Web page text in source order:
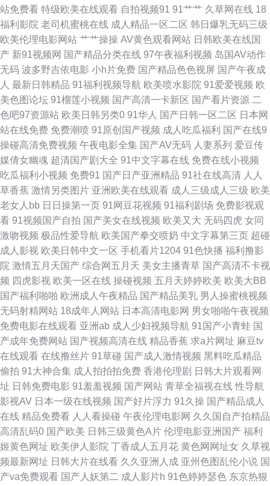
午夜 欧美性爱www 日韩人妻花 午夜第一页 91豆花解析 91最新在线网址 超
碰日日干 国产精品情侣自拍 九九re精品 麻豆快播91 日韩三级高清无码 午夜
日韩AV 51精品国自产 91在线视频观看 白丝自慰网站91 国产盗摄5区 黄色污
视频在线观 男人色色网 91撸社区 俺去也激情文学 国产高清自拍一区 精品久
久成人网站 女同另类 日本a黄在线观看 婷婷五月花激情 91搞熟女 97人人妻
人人操 东京热黄网 精品欧美性交 男人天堂黄色 日本色图另类 污版视频 尤物
视频 性交影院 91激情午夜电影 ab片免费观看 岛国毛片在线观看 韩国有码
97 美女18禁无遮挡 人人插人人乐 丝袜性爱免费视频 超碰不卡 国产日逼免费
视频 美女被草软件 日本在线wwww 午夜日韩AV 自拍超碰人人 91在线免费
视屏 成人日B福利视频 日本色图1 先锋资源成人av 91你懂的在线 www操碰
海角社区91人妻 蜜桃社福利社 人妖丝袜脚 亚洲乱轮小说网站 91素人网 国产
日韩综合三区 欧美日韩黑料 亚洲一线网站 91网站免费视频 超碰人人爱人人
做 韩国操逼大片 美女bb视频 日韩激情影院 午夜伦理剧场 91起操 丁香91大
香蕉 精品国产久 欧美性爱先锋 五月天激情黄色网 91成人网 AV集市导航 东
京热TV 久草国产牛牛视频 欧美亚综合另类 91大香蕉自慰 操碰人人 精品国
站免费看 特级欧美在线观看 自拍视频91 91艹艹 久草网在线 18
福利影院 老司机蜜桃在线 成人精品一区二区 韩日爆乳无码三级
欧美伦理电影网站 艹艹操操 AV黄色观看网站 日韩欧美在线国
产 新91视频网 国产精品分类在线 97午夜福利视频 岛国AV动作
无码 波多野吉依电影 小h片免费 国产精品色色视屏 国产午夜成
人 最新日韩精品 91福利视频导航 欧美喷水影院 91爱爱视频 欧
美色图论坛 91榴莲小视频 国产高清一卡新区 国产看片资源 二
色吧97资源站 欧美日韩另类0 91华人 国产日韩一区二区 日本网
站在线免费 免费潮喷 91原创国产视频 成人吃瓜福利 国产在线9
操碰高清免费视频 午夜电影全集 国产AV无码 人妻系列 爱豆传
媒倩女幽魂 超清国产剧大全 91中文字幕在线 免费在线小视频
吃瓜福利小视频 免费91 国产日产亚洲精品 91社在线高清 人人
草香蕉 激情另类图片 亚洲欧美在线观看 成人三级成人三级 欧美
老女人bb 日日操第一页 91网豆花视频 91福利剧场 免费影视观
看 91视频国产自拍 国产美女在线视频 欧美又大 无码四虎 女同
激吻视频 极品性爱导航 欧美国产拳交喷奶 中文字幕第三页 超碰
成人影视 欧美日韩中文一区 手机看片1204 91色快播 福利撸影
院 激情五月天国产 综合网五月天 美女主播青草 国产高清不卡视
频 四虎影视 欧美一区在线 操碰视频 五月天婷婷欧美 欧美大BB
国产福利啪啪 欧洲成人午夜精品 国产精品美乳 男人操蜜桃视频
无码射精网站 18成年人网站 日本高清电影网 男女啪啪午夜视频
免费电影在线观看 亚洲ab 成人少妇视频导航 91国产小青蛙 国
产成年免费网站 国产视频高清在线 精品香蕉 求a片网址 麻豆tv
在线观看 在线撸丝片 91草碰 国产成人激情视频 黑料吃瓜精品
偷拍 91大神合集 成人拍拍拍免费 香港伦理剧 日韩大片观看网
址 日韩免费电影 91羞羞视频 国产网站 青草全福视在线 性导航
影视AV 日本一级在线视频 国产好片浮力 91久操 国产精品成人
在线 精品免费看 人人看操碰 午夜伦理电影网 久久国自产拍精品
高清乱码0 国产欧美 日韩三级黄色A片 伦理电影亚洲国产 福利
姬黄色网址 欧美伊人影院 丁香成人五月花 黄色网网址女 久草视
频最新网址 日韩大片在线看 久久亚洲人成 亚州色图乱伦小说 国
产va免费观看 国产人妖第二 成人影片h 91色婷婷瑟色 东京热狠